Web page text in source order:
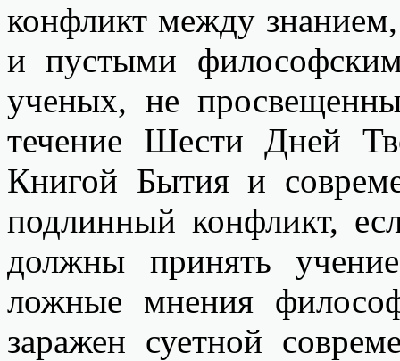
конфликт между
и пустыми
ученых, не
течение Шести Дней
Книгой Бытия и
подлинный конфликт,
должны принять
ложные мнения
заражен суетной